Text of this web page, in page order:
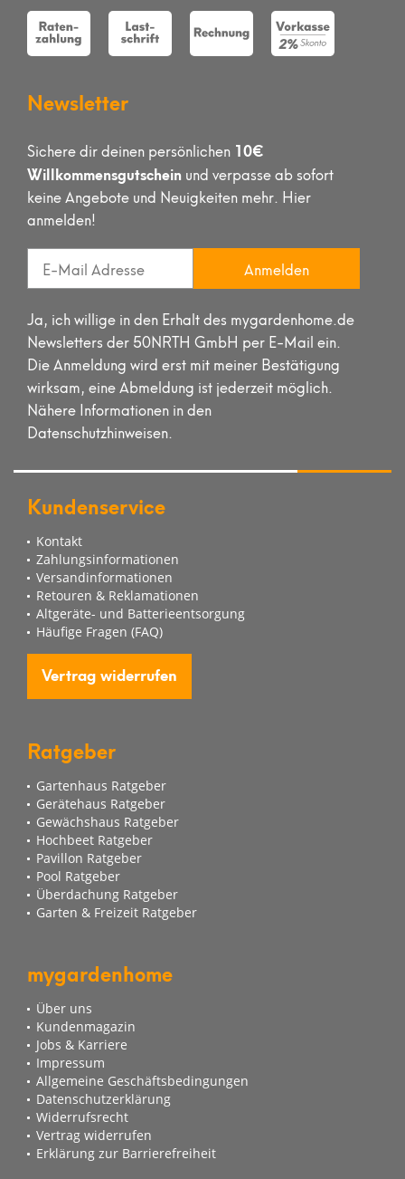
Newsletter
Sichere dir deinen persönlichen 10€
Willkommensgutschein und verpasse ab sofort
keine Angebote und Neuigkeiten mehr. Hier
anmelden!
Anmelden
Ja, ich willige in den Erhalt des mygardenhome.de
Newsletters der 50NRTH GmbH per E-Mail ein.
Die Anmeldung wird erst mit meiner Bestätigung
wirksam, eine Abmeldung ist jederzeit möglich.
Nähere Informationen in den
Datenschutzhinweisen.
Kundenservice
Kontakt
Zahlungsinformationen
Versandinformationen
Retouren & Reklamationen
Altgeräte- und Batterieentsorgung
Häufige Fragen (FAQ)
Vertrag widerrufen
Ratgeber
Gartenhaus Ratgeber
Gerätehaus Ratgeber
Gewächshaus Ratgeber
Hochbeet Ratgeber
Pavillon Ratgeber
Pool Ratgeber
Überdachung Ratgeber
Garten & Freizeit Ratgeber
mygardenhome
Über uns
Kundenmagazin
Jobs & Karriere
Impressum
Allgemeine Geschäftsbedingungen
Datenschutzerklärung
Widerrufsrecht
Vertrag widerrufen
Erklärung zur Barrierefreiheit